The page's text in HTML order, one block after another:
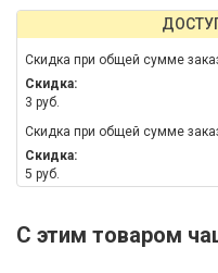
Скидка при общей сумме
Скидка:
3 руб.
Скидка при общей сумме
Скидка:
5 руб.
С этим товаром